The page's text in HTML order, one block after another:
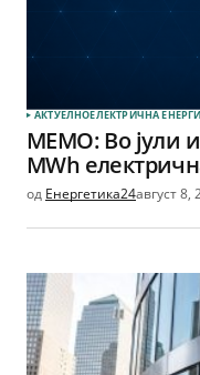
АКТУЕЛНОЕЛЕКТРИЧНА
МЕМО: Во јули
MWh
од Енергетика24август 8,